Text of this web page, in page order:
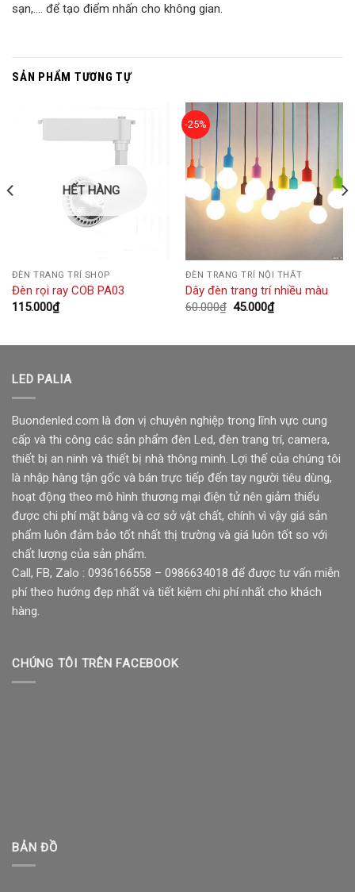
sạn,…. để tạo điểm nhấn cho không gian.
SẢN PHẨM TƯƠNG TỰ
HẾT HÀNG
ĐÈN TRANG TRÍ SHOP
Đèn rọi ray COB PA03
115.000₫
-25%
ĐÈN TRANG TRÍ NỘI THẤT
Dây đèn trang trí nhiều màu
60.000₫ Giá
60.000₫.
45.000₫Giá
hiện
là:
LED PALIA
Buondenled.com là đơn vị chuyên nghiệp trong lĩnh vực cung
cấp và thi công các sản phẩm đèn Led, đèn trang trí, camera,
thiết bị an ninh và thiết bị nhà thông minh. Lợi thế của chúng tôi
là nhập hàng tận gốc và bán trực tiếp đến tay người tiêu dùng,
hoạt động theo mô hình thương mại điện tử nên giảm thiểu
được chi phí mặt bằng và cơ sở vật chất, chính vì vậy giá sản
phẩm luôn đảm bảo tốt nhất thị trường và giá luôn tốt so với
chất lượng của sản phẩm.
Call, FB, Zalo : 0936166558 – 0986634018 để được tư vấn miễn
phí theo hướng đẹp nhất và tiết kiệm chi phí nhất cho khách
hàng.
CHÚNG TÔI TRÊN FACEBOOK
BẢN ĐỒ